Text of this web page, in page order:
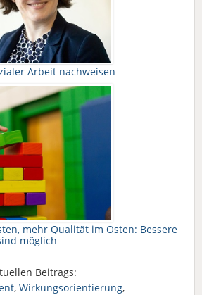
Arbeit nachweisen
mehr Qualität im Osten: Bessere
möglich
Beitrags:
, Wirkungsorientierung,